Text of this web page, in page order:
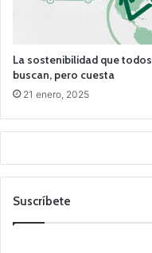
La sostenibilidad que todos
buscan, pero cuesta
21 enero, 2025
Suscríbete